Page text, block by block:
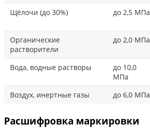
Щёлочи (до 30%)
до 2,5 МПа
Органические
растворители
до 2,0 МПа
Вода, водные растворы
до 10,0
МПа
Воздух, инертные газы до 6,0 МПа
Расшифровка маркировки